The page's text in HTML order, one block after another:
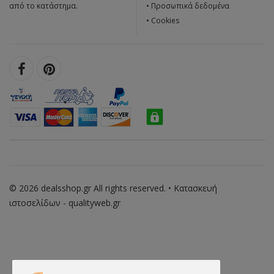
από το κατάστημα.
• Προσωπικά δεδομένα
• Cookies
© 2026 dealsshop.gr All rights reserved. • Κατασκευή
ιστοσελίδων - qualityweb.gr